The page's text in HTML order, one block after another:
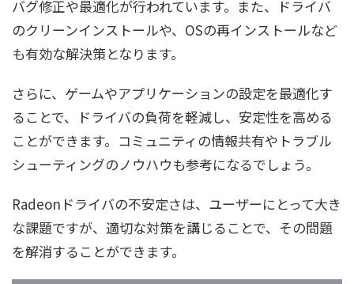
バグ修正や最適化が行われています。また、ドライバ
のクリーンインストールや、OSの再インストールなど
も有効な解決策となります。
さらに、ゲームやアプリケーションの設定を最適化す
ることで、ドライバの負荷を軽減し、安定性を高める
ことができます。コミュニティの情報共有やトラブル
シューティングのノウハウも参考になるでしょう。
Radeonドライバの不安定さは、ユーザーにとって大き
な課題ですが、適切な対策を講じることで、その問題
を解消することができます。